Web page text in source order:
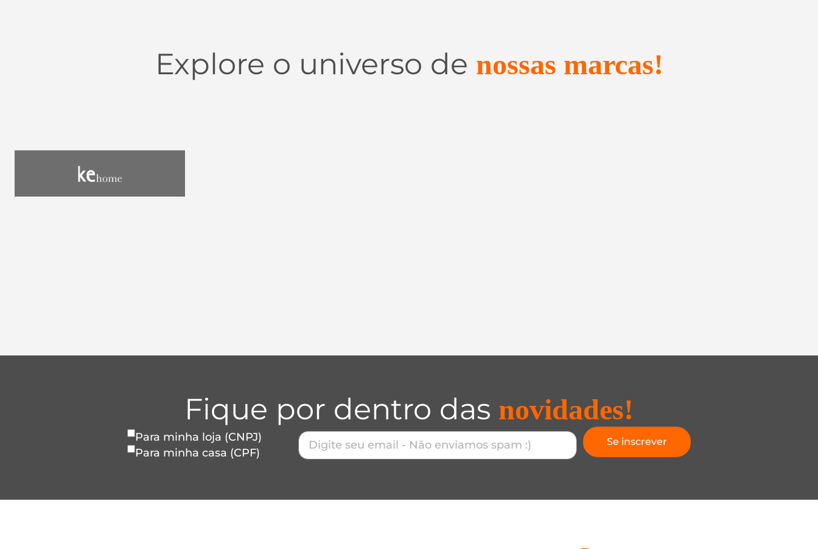
Explore o universo de nossas marcas!
Fique por dentro das novidades!
Para minha loja (CNPJ)
Para minha casa (CPF)
Se inscrever